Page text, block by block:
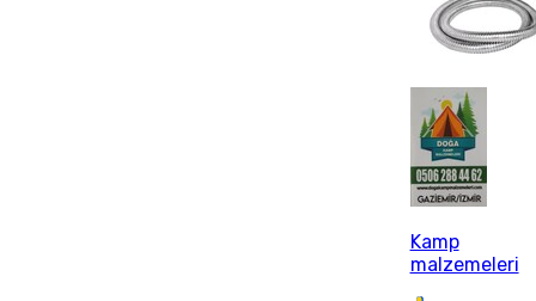
Kamp
malzemeleri